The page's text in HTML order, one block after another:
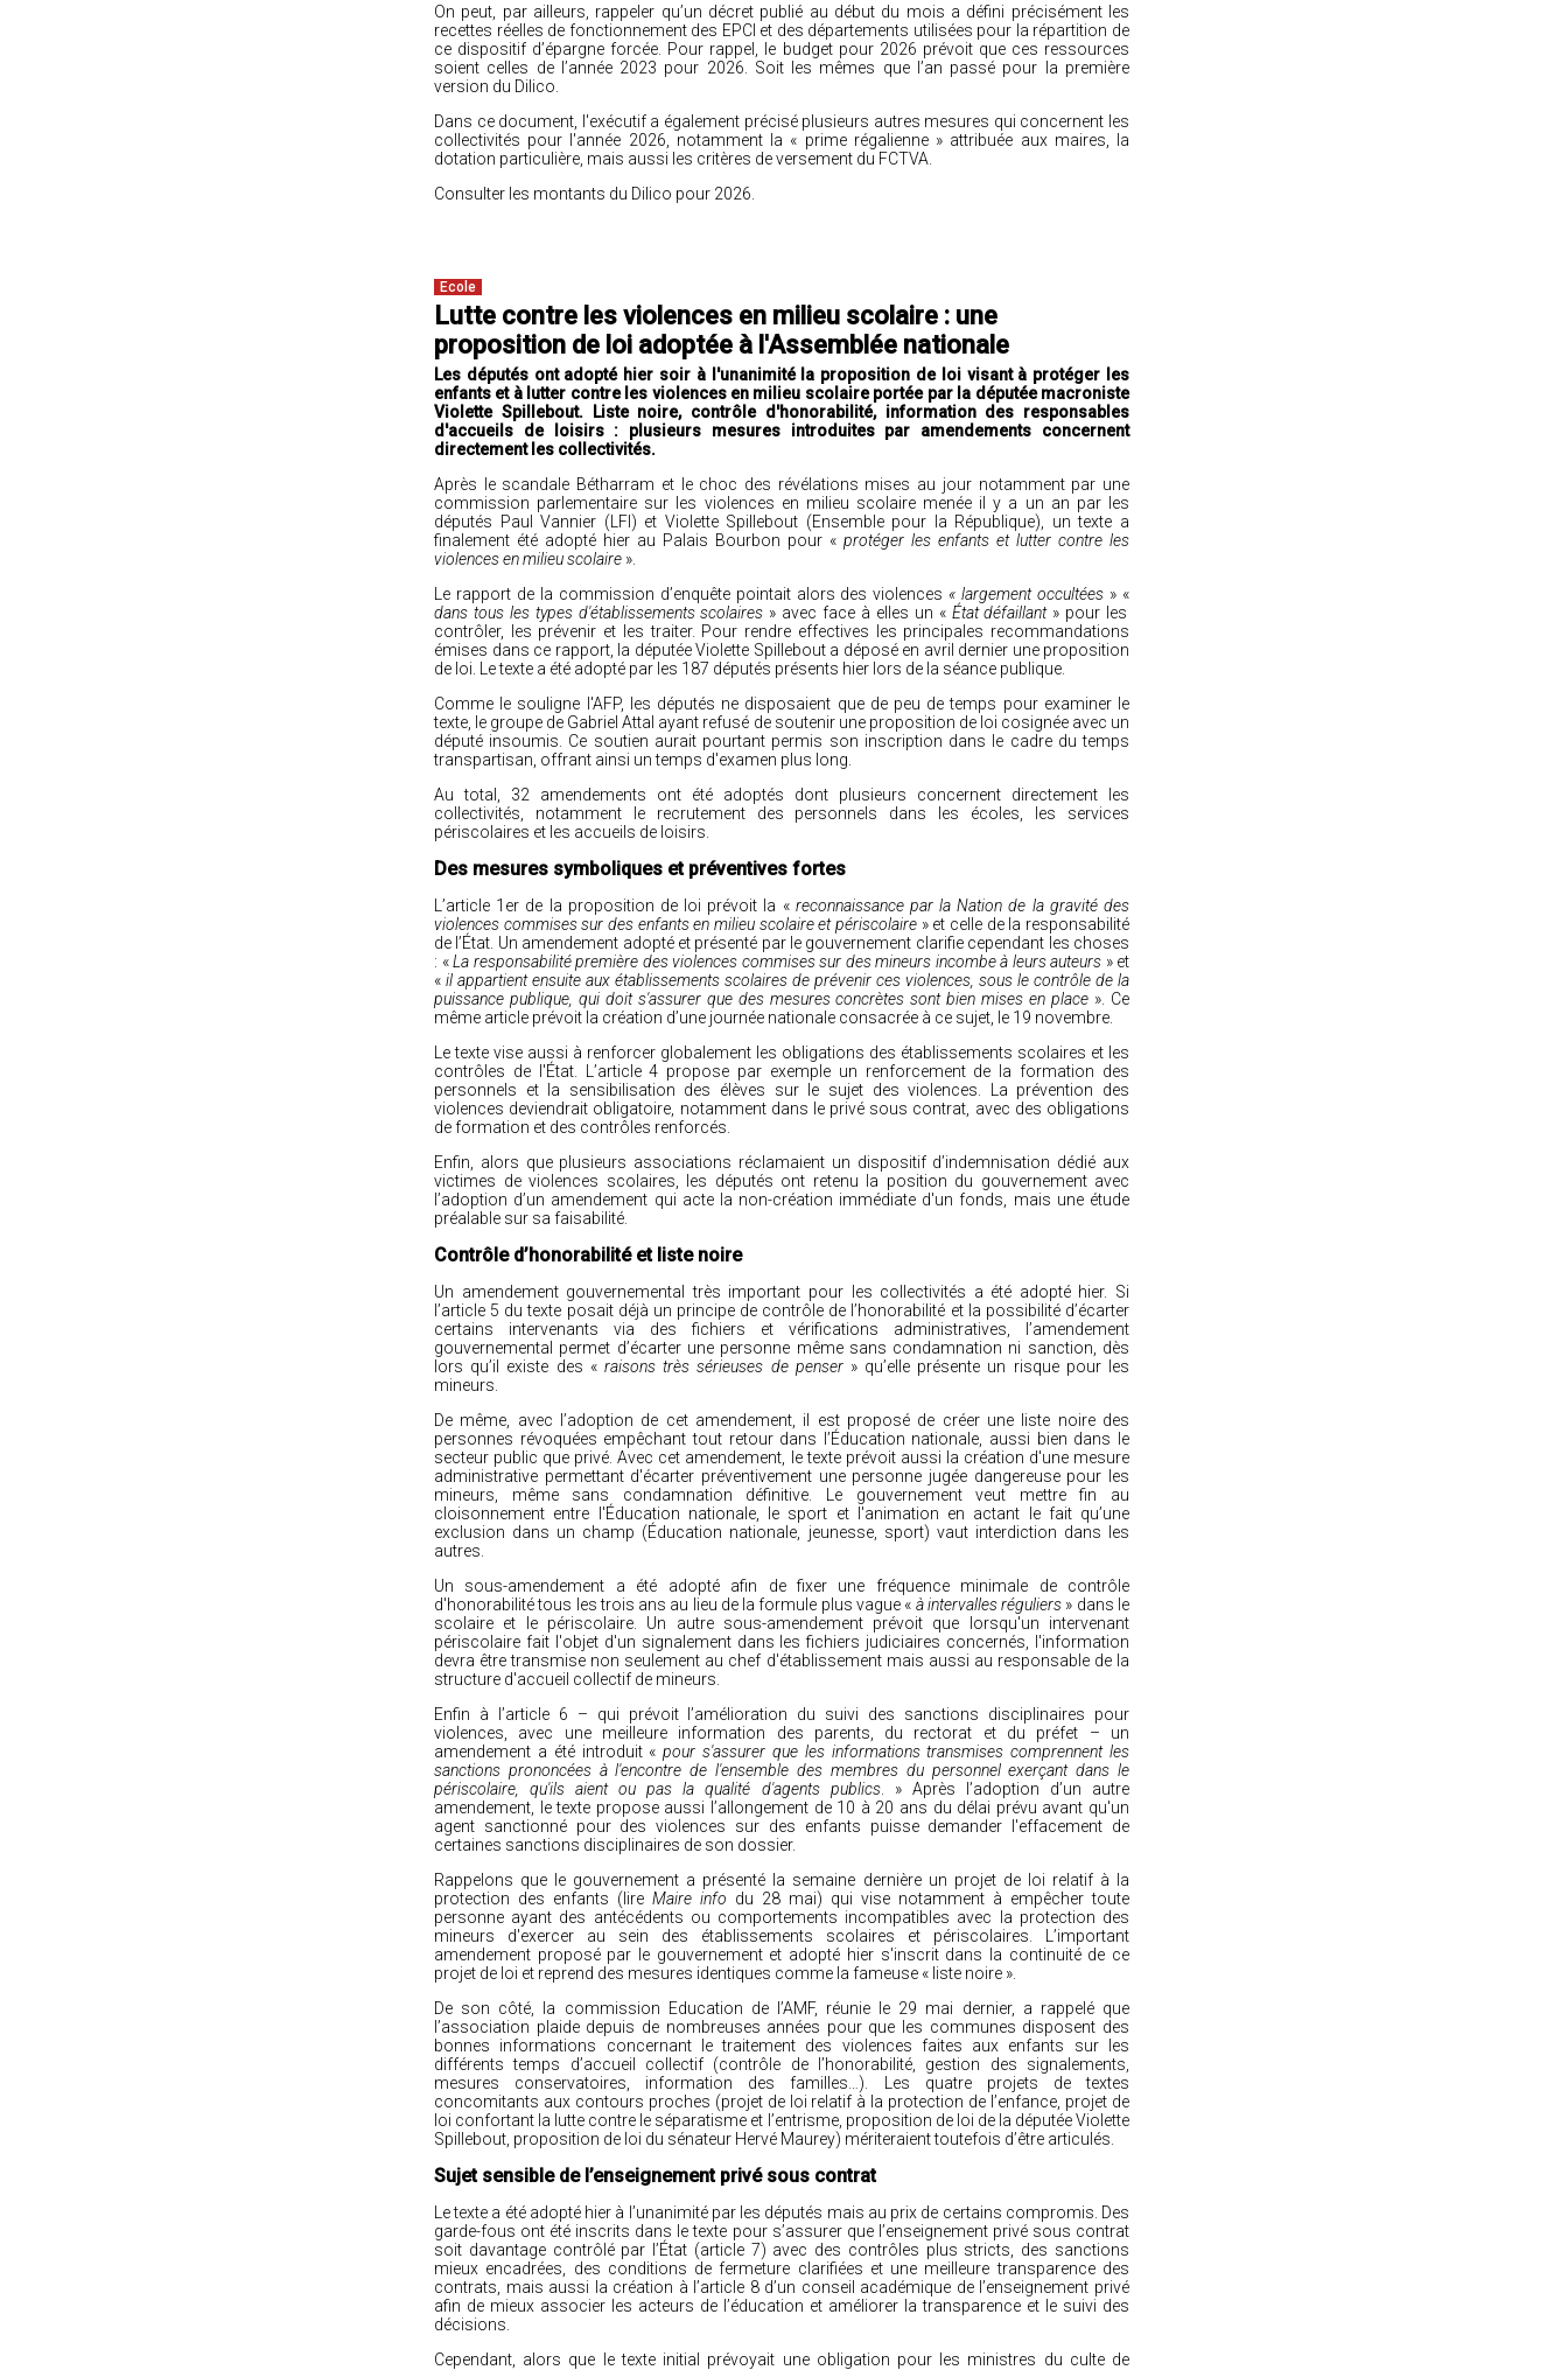
On peut, par ailleurs, rappeler qu’un décret publié au début du mois a défini précisément les
recettes réelles de fonctionnement des EPCI et des départements utilisées pour la répartition de
ce dispositif d’épargne forcée. Pour rappel, le budget pour 2026 prévoit que ces ressources
soient celles de l’année 2023 pour 2026. Soit les mêmes que l’an passé pour la première
version du Dilico.
Dans ce document, l'exécutif a également précisé plusieurs autres mesures qui concernent les
collectivités pour l'année 2026, notamment la « prime régalienne » attribuée aux maires, la
dotation particulière, mais aussi les critères de versement du FCTVA.
Consulter les montants du Dilico pour 2026.
Ecole
Lutte contre les violences en milieu scolaire : une
proposition de loi adoptée à l'Assemblée nationale
Les députés ont adopté hier soir à l'unanimité la proposition de loi visant à protéger les
enfants et à lutter contre les violences en milieu scolaire portée par la députée macroniste
Violette Spillebout. Liste noire, contrôle d'honorabilité, information des responsables
d'accueils de loisirs : plusieurs mesures introduites par amendements concernent
directement les collectivités.
Après le scandale Bétharram et le choc des révélations mises au jour notamment par une
commission parlementaire sur les violences en milieu scolaire menée il y a un an par les
députés Paul Vannier (LFI) et Violette Spillebout (Ensemble pour la République), un texte a
finalement été adopté hier au Palais Bourbon pour « protéger les enfants et lutter contre les
violences en milieu scolaire ».
Le rapport de la commission d’enquête pointait alors des violences « largement occultées » «
dans tous les types d'établissements scolaires » avec face à elles un « État défaillant» pour les
contrôler, les prévenir et les traiter. Pour rendre effectives les principales recommandations
émises dans ce rapport, la députée Violette Spillebout a déposé en avril dernier une proposition
de loi. Le texte a été adopté par les 187 députés présents hier lors de la séance publique.
Comme le souligne l'AFP, les députés ne disposaient que de peu de temps pour examiner le
texte, le groupe de Gabriel Attal ayant refusé de soutenir une proposition de loi cosignée avec un
député insoumis. Ce soutien aurait pourtant permis son inscription dans le cadre du temps
transpartisan, offrant ainsi un temps d'examen plus long.
Au total, 32 amendements ont été adoptés dont plusieurs concernent directement les
collectivités, notamment le recrutement des personnels dans les écoles, les services
périscolaires et les accueils de loisirs.
Des mesures symboliques et préventives fortes
L’article 1er de la proposition de loi prévoit la « reconnaissance par la Nation de la gravité des
violences commises sur des enfants en milieu scolaire et périscolaire » et celle de la responsabilité
de l’État. Un amendement adopté et présenté par le gouvernement clarifie cependant les choses
: «La responsabilité première des violences commises sur des mineurs incombe à leurs auteurs » et
« il appartient ensuite aux établissements scolaires de prévenir ces violences, sous le contrôle de la
puissance publique, qui doit s'assurer que des mesures concrètes sont bien mises en place ». Ce
même article prévoit la création d’une journée nationale consacrée à ce sujet, le 19 novembre.
Le texte vise aussi à renforcer globalement les obligations des établissements scolaires et les
contrôles de l'État. L’article 4 propose par exemple un renforcement de la formation des
personnels et la sensibilisation des élèves sur le sujet des violences. La prévention des
violences deviendrait obligatoire, notamment dans le privé sous contrat, avec des obligations
de formation et des contrôles renforcés.
Enfin, alors que plusieurs associations réclamaient un dispositif d’indemnisation dédié aux
victimes de violences scolaires, les députés ont retenu la position du gouvernement avec
l’adoption d’un amendement qui acte la non-création immédiate d'un fonds, mais une étude
préalable sur sa faisabilité.
Contrôle d’honorabilité et liste noire
Un amendement gouvernemental très important pour les collectivités a été adopté hier. Si
l’article 5 du texte posait déjà un principe de contrôle de l’honorabilité et la possibilité d’écarter
certains intervenants via des fichiers et vérifications administratives, l’amendement
gouvernemental permet d’écarter une personne même sans condamnation ni sanction, dès
lors qu’il existe des «raisons très sérieuses de penser » qu’elle présente un risque pour les
mineurs.
De même, avec l’adoption de cet amendement, il est proposé de créer une liste noire des
personnes révoquées empêchant tout retour dans l’Éducation nationale, aussi bien dans le
secteur public que privé. Avec cet amendement, le texte prévoit aussi la création d'une mesure
administrative permettant d'écarter préventivement une personne jugée dangereuse pour les
mineurs, même sans condamnation définitive. Le gouvernement veut mettre fin au
cloisonnement entre l'Éducation nationale, le sport et l'animation en actant le fait qu’une
exclusion dans un champ (Éducation nationale, jeunesse, sport) vaut interdiction dans les
autres.
Un sous-amendement a été adopté afin de fixer une fréquence minimale de contrôle
d'honorabilité tous les trois ans au lieu de la formule plus vague « à intervalles réguliers » dans le
scolaire et le périscolaire. Un autre sous-amendement prévoit que lorsqu'un intervenant
périscolaire fait l'objet d'un signalement dans les fichiers judiciaires concernés, l'information
devra être transmise non seulement au chef d'établissement mais aussi au responsable de la
structure d'accueil collectif de mineurs.
Enfin à l’article 6 – qui prévoit l’amélioration du suivi des sanctions disciplinaires pour
violences, avec une meilleure information des parents, du rectorat et du préfet – un
amendement a été introduit « pour s'assurer que les informations transmises comprennent les
sanctions prononcées à l'encontre de l'ensemble des membres du personnel exerçant dans le
périscolaire, qu'ils aient ou pas la qualité d'agents publics. » Après l’adoption d’un autre
amendement, le texte propose aussi l’allongement de 10 à 20 ans du délai prévu avant qu'un
agent sanctionné pour des violences sur des enfants puisse demander l'effacement de
certaines sanctions disciplinaires de son dossier.
Rappelons que le gouvernement a présenté la semaine dernière un projet de loi relatif à la
protection des enfants (lire Maire info du 28 mai) qui vise notamment à empêcher toute
personne ayant des antécédents ou comportements incompatibles avec la protection des
mineurs d'exercer au sein des établissements scolaires et périscolaires. L’important
amendement proposé par le gouvernement et adopté hier s'inscrit dans la continuité de ce
projet de loi et reprend des mesures identiques comme la fameuse « liste noire ».
De son côté, la commission Education de l’AMF, réunie le 29 mai dernier, a rappelé que
l’association plaide depuis de nombreuses années pour que les communes disposent des
bonnes informations concernant le traitement des violences faites aux enfants sur les
différents temps d’accueil collectif (contrôle de l’honorabilité, gestion des signalements,
mesures conservatoires, information des familles…). Les quatre projets de textes
concomitants aux contours proches (projet de loi relatif à la protection de l’enfance, projet de
loi confortant la lutte contre le séparatisme et l’entrisme, proposition de loi de la députée Violette
Spillebout, proposition de loi du sénateur Hervé Maurey) mériteraient toutefois d’être articulés.
Sujet sensible de l’enseignement privé sous contrat
Le texte a été adopté hier à l’unanimité par les députés mais au prix de certains compromis. Des
garde-fous ont été inscrits dans le texte pour s’assurer que l’enseignement privé sous contrat
soit davantage contrôlé par l’État (article 7) avec des contrôles plus stricts, des sanctions
mieux encadrées, des conditions de fermeture clarifiées et une meilleure transparence des
contrats, mais aussi la création à l’article 8 d’un conseil académique de l’enseignement privé
afin de mieux associer les acteurs de l’éducation et améliorer la transparence et le suivi des
décisions.
Cependant, alors que le texte initial prévoyait une obligation pour les ministres du culte de